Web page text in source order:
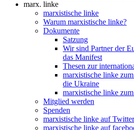
marx. linke
marxistische linke
Warum marxistische linke?
Dokumente
Satzung
Wir sind Partner der
das Manifest
Thesen zur
marxistische linke
die Ukraine
marxistische linke
Mitglied werden
Spenden
marxistische linke auf Twitter
marxistische linke auf